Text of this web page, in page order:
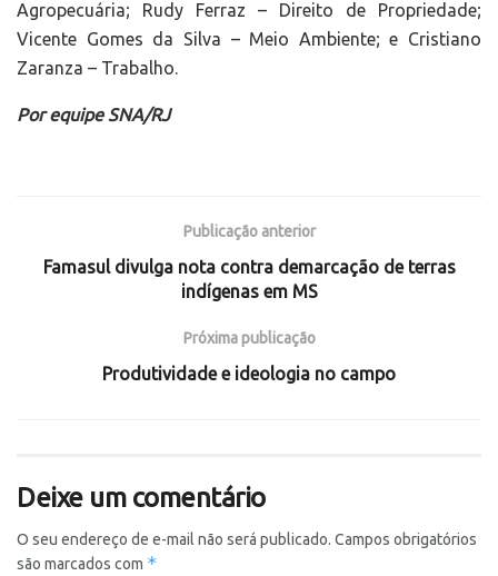
Agropecuária; Rudy Ferraz – Direito de Propriedade;
Vicente Gomes da Silva – Meio Ambiente; e Cristiano
Zaranza – Trabalho.
Por equipe SNA/RJ
Publicação anterior
Famasul divulga nota contra demarcação de terras
indígenas em MS
Próxima publicação
Produtividade e ideologia no campo
Deixe um comentário
O seu endereço de e-mail não será publicado. Campos obrigatórios
são marcados com *